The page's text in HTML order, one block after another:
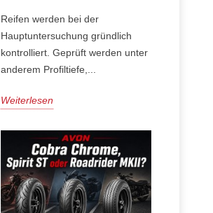
Reifen werden bei der
Hauptuntersuchung gründlich
kontrolliert. Geprüft werden unter
anderem Profiltiefe,...
Weiterlesen